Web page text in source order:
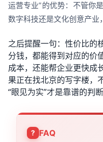
运营专业”的优势：不管你
数字科技还是文化创意产业
之后提醒一句：性价比
分钱，都能得到对应的价
成本，还能帮企业更快
果正在找北京的写字楼，
“眼见为实”才是靠谱的判断
FAQ